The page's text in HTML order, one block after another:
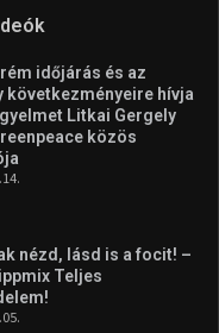
időjárás és az
következményeire hívja
Litkai Gergely
közös
nézd, lásd is a focit! –
Teljes